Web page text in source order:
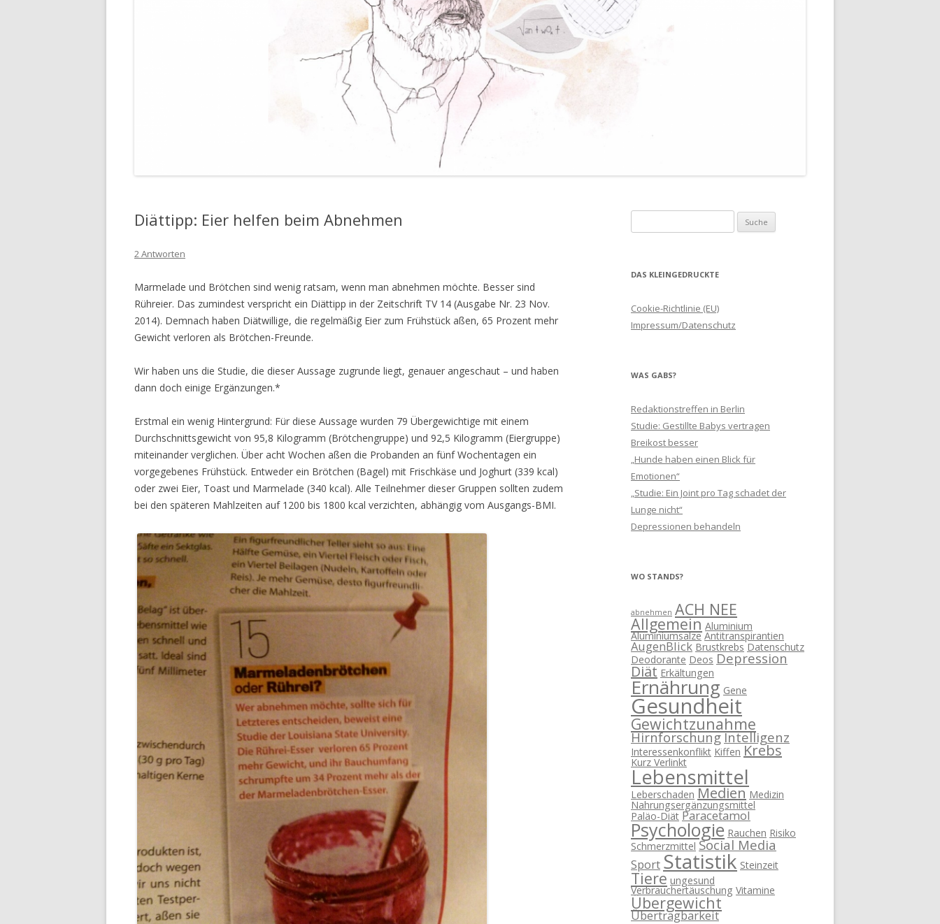
Diättipp: Eier helfen beim Abnehmen
2 Antworten
Marmelade und Brötchen sind wenig ratsam, wenn man abnehmen möchte. Besser sind
Rühreier. Das zumindest verspricht ein Diättipp in der Zeitschrift TV 14 (Ausgabe Nr. 23 Nov.
2014). Demnach haben Diätwillige, die regelmäßig Eier zum Frühstück aßen, 65 Prozent mehr
Gewicht verloren als Brötchen-Freunde.
Wir haben uns die Studie, die dieser Aussage zugrunde liegt, genauer angeschaut – und haben
dann doch einige Ergänzungen.*
Erstmal ein wenig Hintergrund: Für diese Aussage wurden 79 Übergewichtige mit einem
Durchschnittsgewicht von 95,8 Kilogramm (Brötchengruppe) und 92,5 Kilogramm (Eiergruppe)
miteinander verglichen. Über acht Wochen aßen die Probanden an fünf Wochentagen ein
vorgegebenes Frühstück. Entweder ein Brötchen (Bagel) mit Frischkäse und Joghurt (339 kcal)
oder zwei Eier, Toast und Marmelade (340 kcal). Alle Teilnehmer dieser Gruppen sollten zudem
bei den späteren Mahlzeiten auf 1200 bis 1800 kcal verzichten, abhängig vom Ausgangs-BMI.
nach:
DAS KLEINGEDRUCKTE
Cookie-Richtlinie (EU)
Impressum/Datenschutz
WAS GABS?
Redaktionstreffen in Berlin
Studie: Gestillte Babys vertragen
Breikost besser
„Hunde haben einen Blick für
Emotionen“
„Studie: Ein Joint pro Tag schadet der
Lunge nicht“
Depressionen behandeln
WO STANDS?
abnehmen ACH NEE
Allgemein Aluminium
Aluminiumsalze Antitranspirantien
AugenBlick Brustkrebs Datenschutz
Deodorante Deos Depression
Diät Erkältungen
Ernährung Gene
Gesundheit
Gewichtzunahme
HirnforschungIntelligenz
Interessenkonflikt Kiffen Krebs
Kurz Verlinkt
Lebensmittel
Leberschaden Medien Medizin
Nahrungsergänzungsmittel
Paläo-Diät Paracetamol
Psychologie Rauchen Risiko
Schmerzmittel Social Media
Sport Statistik Steinzeit
Tiere ungesund
Verbrauchertäuschung Vitamine
Übergewicht
Übertragbarkeit